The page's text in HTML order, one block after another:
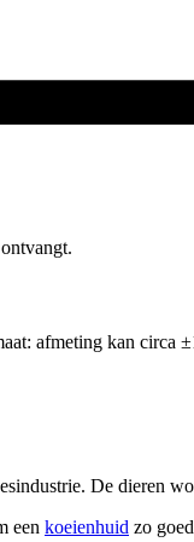
afmeting kan circa
De dieren
een koeienhuid zo